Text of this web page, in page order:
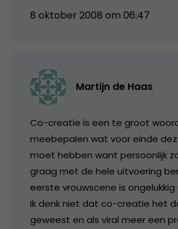
8 oktober 2008 om 06:47
Martijn de Haas
Co-creatie is een te groot
meebepalen wat voor einde
moet hebben want persoonlijk
graag met de hele uitvoering
eerste vrouwscene is
Ik denk niet dat co-creatie het
geweest en als viral meer een